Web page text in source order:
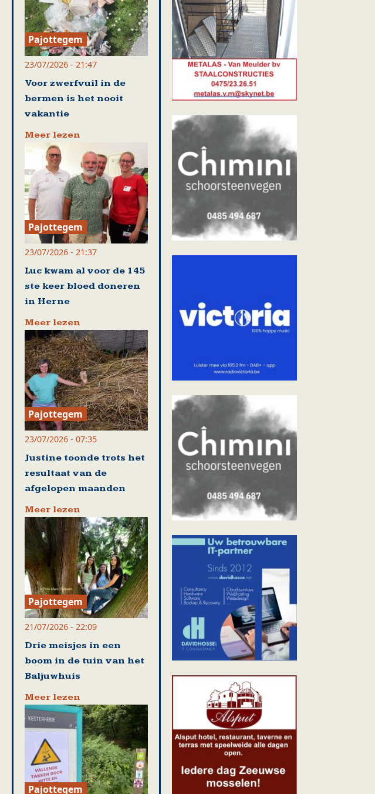
Pajottegem
23/07/2026 - 21:47
Voor zwerfvuil in de
bermen is het nooit
vakantie
Meer lezen
Pajottegem
23/07/2026 - 21:37
Luc kwam al voor de 145
ste keer bloed doneren
in Herne
Meer lezen
Pajottegem
23/07/2026 - 07:35
Justine toonde trots het
resultaat van de
afgelopen maanden
Meer lezen
Pajottegem
21/07/2026 - 22:09
Drie meisjes in een
boom in de tuin van het
Baljuwhuis
Meer lezen
Pajottegem